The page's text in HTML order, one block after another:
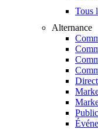
Tous
Alternance